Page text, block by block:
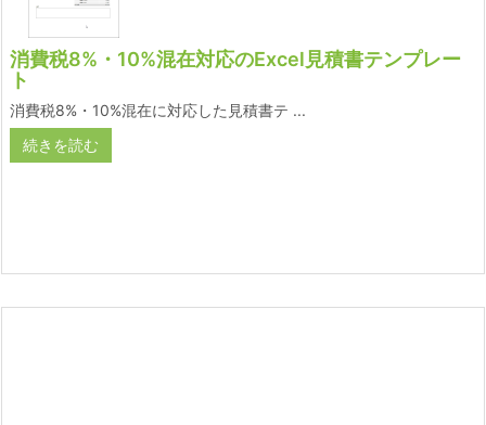
消費税8%・10%混在対応のExcel見積書テンプレー
ト
消費税8%・10%混在に対応した見積書テ ...
続きを読む